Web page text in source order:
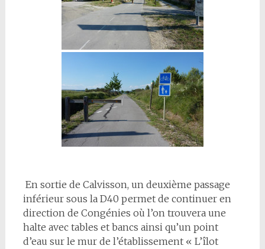
En sortie de Calvisson, un deuxième passage
inférieur sous la D40 permet de continuer en
direction de Congénies où l’on trouvera une
halte avec tables et bancs ainsi qu’un point
d’eau sur le mur de l’établissement « L’îlot